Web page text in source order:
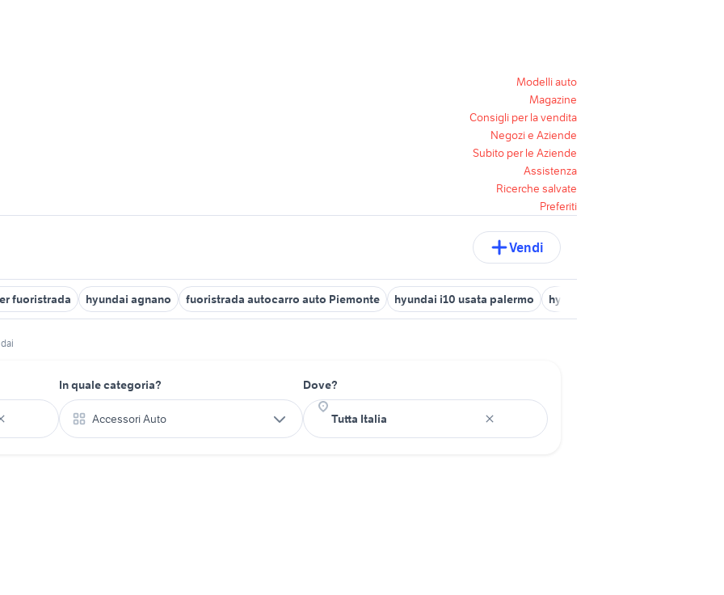
Modelli auto
Magazine
Consigli per la vendita
Negozi e Aziende
Subito per le Aziende
Assistenza
Ricerche salvate
Preferiti
Vendi
fuoristrada hyundai agnano fuoristrada autocarro auto Piemonte hyundai i10 usata palermo hyundai ix35 2014
In quale categoria?
Accessori Auto
Dove?